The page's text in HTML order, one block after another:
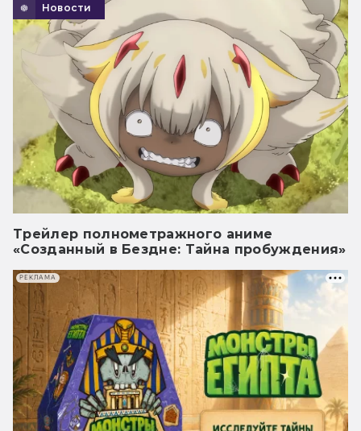
Новости
Трейлер полнометражного аниме
«Созданный в Бездне: Тайна пробуждения»
РЕКЛАМА